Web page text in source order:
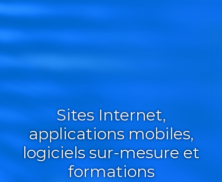
Sites Internet,
applications mobiles,
logiciels sur-mesure et
formations